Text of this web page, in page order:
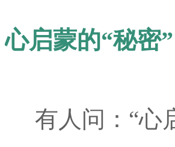
心启蒙的“秘密”
有人问：“心